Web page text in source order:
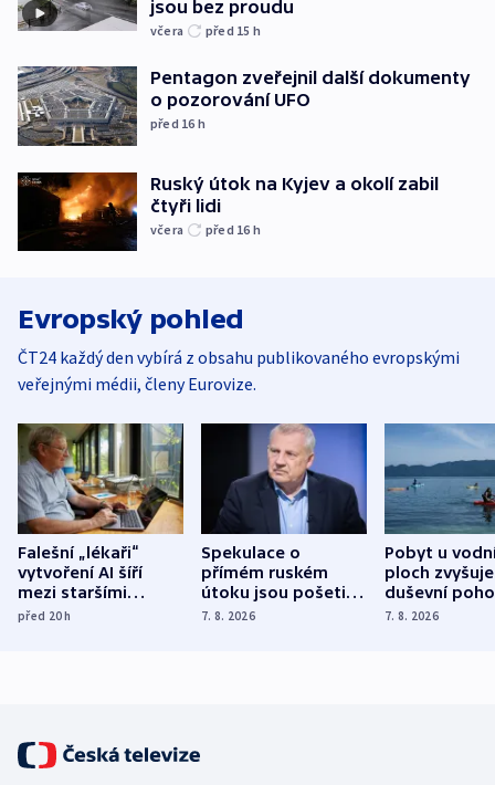
jsou bez proudu
včera před 15 h
Pentagon zveřejnil další dokumenty
o pozorování UFO
před 16 h
Ruský útok na Kyjev a okolí zabil
čtyři lidi
včera před 16 h
Evropský pohled
ČT24 každý den vybírá z obsahu publikovaného evropskými
veřejnými médii, členy Eurovize.
Falešní „lékaři“
vytvoření AI šíří
mezi staršími
Poláky nebezpečné
před 20h
Spekulace o
přímém ruském
útoku jsou pošetilé,
míní estonský
7. 8. 2026
Pobyt u
ploch zvyšuje
duševní
ukázala
7. 8. 2026